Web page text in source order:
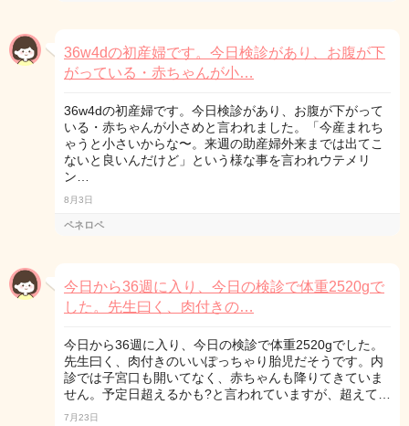
36w4dの初産婦です。今日検診があり、お腹が下
がっている・赤ちゃんが小…
36w4dの初産婦です。今日検診があり、お腹が下がって
いる・赤ちゃんが小さめと言われました。「今産まれち
ゃうと小さいからな〜。来週の助産婦外来までは出てこ
ないと良いんだけど」という様な事を言われウテメリ
ン…
8月3日
ペネロペ
今日から36週に入り、今日の検診で体重2520gで
した。先生曰く、肉付きの…
今日から36週に入り、今日の検診で体重2520gでした。
先生曰く、肉付きのいいぽっちゃり胎児だそうです。内
診では子宮口も開いてなく、赤ちゃんも降りてきていま
せん。予定日超えるかも?と言われていますが、超えて…
7月23日